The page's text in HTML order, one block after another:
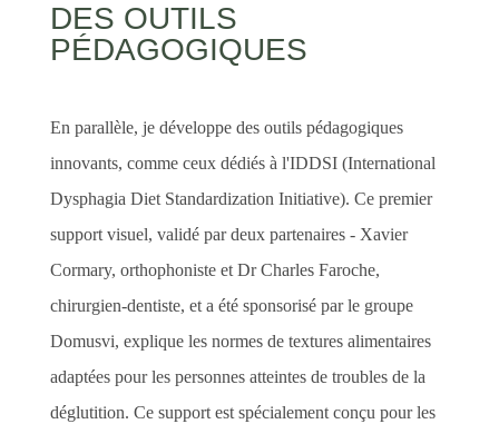
DES OUTILS
PÉDAGOGIQUES
En parallèle, je développe des outils pédagogiques
innovants, comme ceux dédiés à l'IDDSI (International
Dysphagia Diet Standardization Initiative). Ce premier
support visuel, validé par deux partenaires - Xavier
Cormary, orthophoniste et Dr Charles Faroche,
chirurgien-dentiste, et a été sponsorisé par le groupe
Domusvi, explique les normes de textures alimentaires
adaptées pour les personnes atteintes de troubles de la
déglutition. Ce support est spécialement conçu pour les